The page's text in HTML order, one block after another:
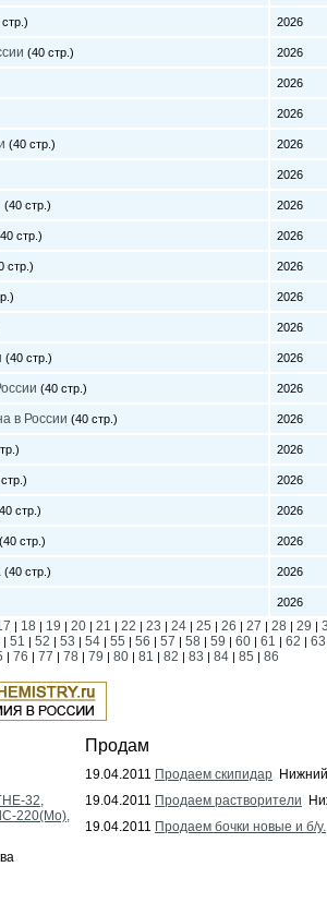
2026
(40 стр.) 2026
2026
2026
(40 стр.) 2026
2026
(40 стр.) 2026
стр.) 2026
стр.) 2026
2026
2026
(40 стр.) 2026
(40 стр.) 2026
в России (40 стр.) 2026
2026
2026
стр.) 2026
(40 стр.) 2026
(40 стр.) 2026
2026
| 18 | 19 | 20| 21 | 22 | 23 | 24| 25 | 26 | 27 | 28 | 29 |
| 51 | 52 | 53 | 54| 55 | 56 | 57 | 58 | 59 | 60| 61 | 62 | 63
| 76 | 77 | 78 | 79 | 80| 81 | 82 | 83 | 84| 85 | 86
32,
220(Мо),
Продам
19.04.2011 Продаем скипидар
19.04.2011 Продаем растворители
19.04.2011 Продаем бочки новые и б/у.